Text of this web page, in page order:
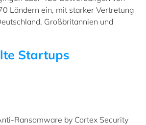
Ländern ein, mit starker Vertretung
Großbritannien und
Startups
Ransomware by Cortex Security